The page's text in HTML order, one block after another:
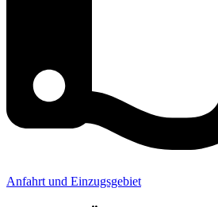
Anfahrt und Einzugsgebiet